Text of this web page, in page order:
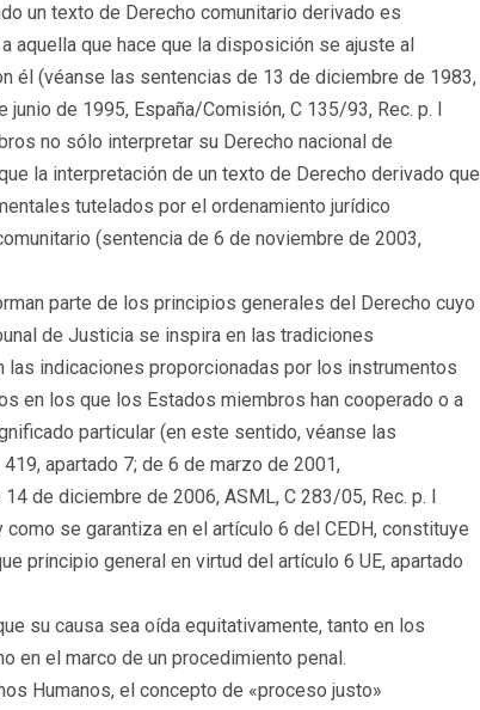
un texto de Derecho comunitario derivado es
que hace que la disposición se ajuste al
él (véanse las sentencias de 13 de diciembre de 1983,
de 1995, España/Comisión, C 135/93, Rec. p. I
no sólo interpretar su Derecho nacional de
la interpretación de un texto de Derecho derivado que
tutelados por el ordenamiento jurídico
(sentencia de 6 de noviembre de 2003,
parte de los principios generales del Derecho cuyo
de Justicia se inspira en las tradiciones
indicaciones proporcionadas por los instrumentos
en los que los Estados miembros han cooperado o a
particular (en este sentido, véanse las
apartado 7; de 6 de marzo de 2001,
de diciembre de 2006, ASML, C 283/05, Rec. p. I
se garantiza en el artículo 6 del CEDH, constituye
principio general en virtud del artículo 6 UE, apartado
su causa sea oída equitativamente, tanto en los
en el marco de un procedimiento penal.
Humanos, el concepto de «proceso justo»